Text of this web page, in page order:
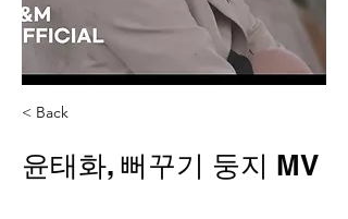
< Back
윤태화, 뻐꾸기 둥지 MV